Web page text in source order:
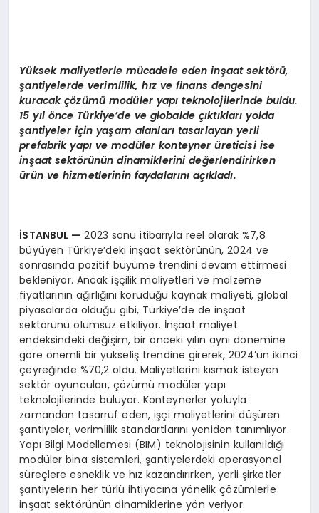
Yüksek maliyetlerle mücadele eden inşaat sektörü,
şantiyelerde verimlilik, hız ve finans dengesini
kuracak çözümü modüler yapı teknolojilerinde buldu.
15 yıl önce Türkiye’de ve globalde çıktıkları yolda
şantiyeler için yaşam alanları tasarlayan yerli
prefabrik yapı ve modüler konteyner üreticisi ise
inşaat sektörünün dinamiklerini değerlendirirken
ürün ve hizmetlerinin faydalarını açıkladı.
İSTANBUL — 2023 sonu itibarıyla reel olarak %7,8
büyüyen Türkiye’deki inşaat sektörünün, 2024 ve
sonrasında pozitif büyüme trendini devam ettirmesi
bekleniyor. Ancak işçilik maliyetleri ve malzeme
fiyatlarının ağırlığını koruduğu kaynak maliyeti, global
piyasalarda olduğu gibi, Türkiye’de de inşaat
sektörünü olumsuz etkiliyor. İnşaat maliyet
endeksindeki değişim, bir önceki yılın aynı dönemine
göre önemli bir yükseliş trendine girerek, 2024’ün ikinci
çeyreğinde %70,2 oldu. Maliyetlerini kısmak isteyen
sektör oyuncuları, çözümü modüler yapı
teknolojilerinde buluyor. Konteynerler yoluyla
zamandan tasarruf eden, işçi maliyetlerini düşüren
şantiyeler, verimlilik standartlarını yeniden tanımlıyor.
Yapı Bilgi Modellemesi (BIM) teknolojisinin kullanıldığı
modüler bina sistemleri, şantiyelerdeki operasyonel
süreçlere esneklik ve hız kazandırırken, yerli şirketler
şantiyelerin her türlü ihtiyacına yönelik çözümlerle
inşaat sektörünün dinamiklerine yön veriyor.